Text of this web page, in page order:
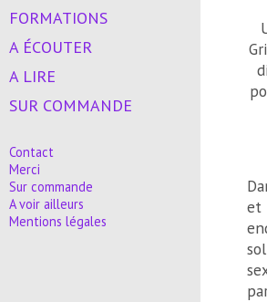
FORMATIONS
A ÉCOUTER
A LIRE
SUR COMMANDE
Contact
Merci
Sur commande
A voir ailleurs
Mentions légales